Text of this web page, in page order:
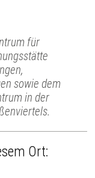
für
sowie dem
in der
Ort: